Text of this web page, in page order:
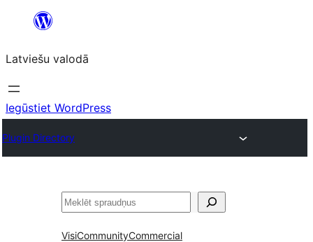
Pāriet
saturu
Latviešu valodā
Iegūstiet WordPress
Plugin Directory
Meklēt
VisiCommunityCommercial